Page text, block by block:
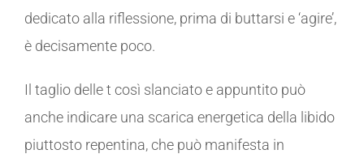
dedicato alla riflessione, prima di buttarsi e ‘agire’,
è decisamente poco.
Il taglio delle t così slanciato e appuntito può
anche indicare una scarica energetica della libido
piuttosto repentina, che può manifesta in